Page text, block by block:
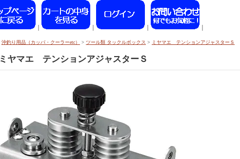
沖釣り用品（カッパ・クーラーetc） > ツール類 タックルボックス > ミヤマエ テンションアジャスターＳ
ミヤマエ テンションアジャスターＳ